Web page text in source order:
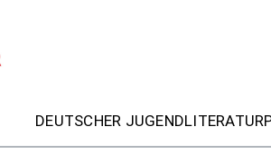
DEUTSCHER